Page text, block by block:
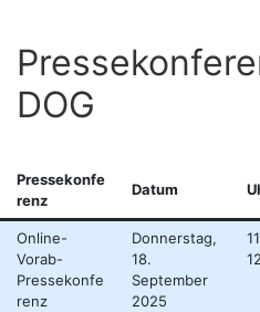
DOG
Pressekonfe
renz
Datum
Online-
Vorab-
Pressekonfe
renz
Donnerstag,
18.
September
2025